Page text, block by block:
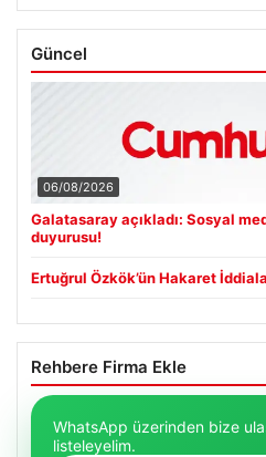
Güncel
06/08/2026
Galatasaray açıkladı: Sosyal
duyurusu!
Ertuğrul Özkök’ün Hakaret
Rehbere Firma Ekle
WhatsApp üzerinden bize
listeleyelim.